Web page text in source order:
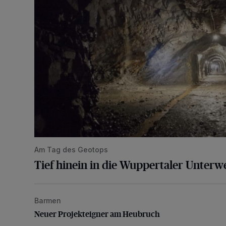
Am Tag des Geotops
Tief hinein in die Wuppertaler
Neuer Projekteigner am Heubruch
Barmen
Neuer Projekteigner am Heubruch